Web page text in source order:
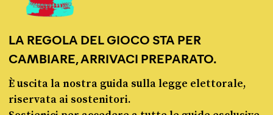
LA REGOLA DEL GIOCO STA PER
CAMBIARE, ARRIVACI PREPARATO.
È uscita la nostra guida sulla legge elettorale,
riservata ai sostenitori.© Pagella Politica 2012 - 2026